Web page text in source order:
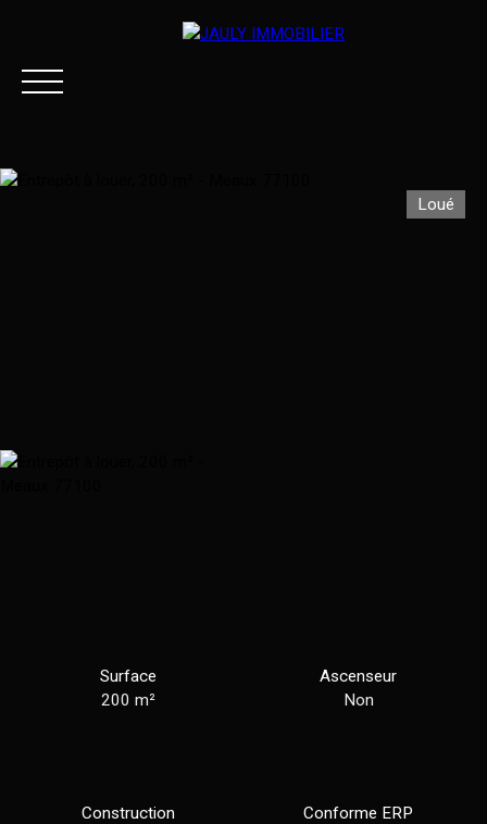
Loué
Surface
200m²
Ascenseur
Non
Construction
Conforme ERP